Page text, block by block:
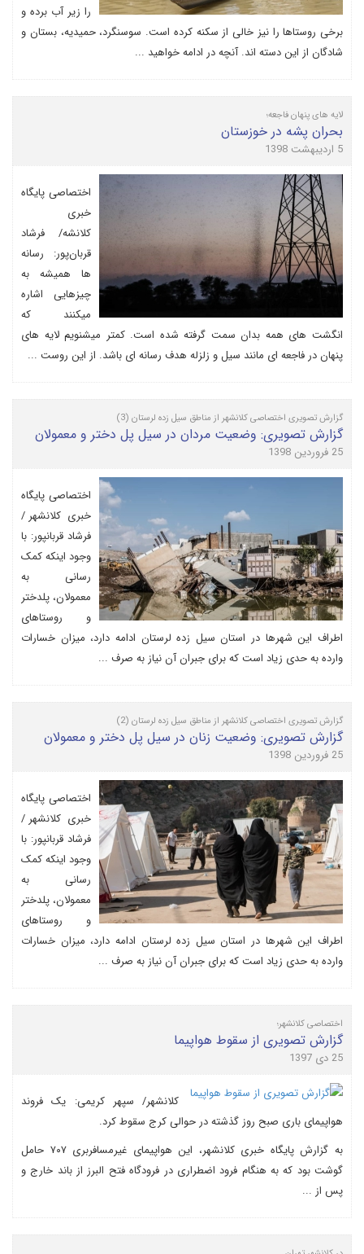
را زیر آب برده و
برخی روستاها را نیز خالی از سکنه کرده است. سوسنگرد، حمیدیه، بستان و
شادگان از این دسته اند. آنچه در ادامه خواهید ...
لایه های پنهان فاجعه؛
بحران پشه در خوزستان
5 اردیبهشت 1398
اختصاصی پایگاه
خبری
کلانشه/ فرشاد
قربان‌پور: رسانه
ها همیشه به
چیزهایی اشاره
میکنند که
انگشت های همه بدان سمت گرفته شده است. کمتر میشنویم لایه های
پنهان در فاجعه ای مانند سیل و زلزله هدف رسانه ای باشد. از این روست ...
گزارش تصویری اختصاصی کلانشهر از مناطق سیل زده لرستان (3)
گزارش تصویری: وضعیت مردان در سیل پل دختر و معمولان
25 فروردین 1398
اختصاصی پایگاه
خبری کلانشهر /
فرشاد قربانپور: با
وجود اینکه کمک
رسانی به
معمولان، پلدختر
و روستاهای
اطراف این شهرها در استان سیل زده لرستان ادامه دارد، میزان خسارات
وارده به حدی زیاد است که برای جبران آن نیاز به صرف ...
گزارش تصویری اختصاصی کلانشهر از مناطق سیل زده لرستان (2)
گزارش تصویری: وضعیت زنان در سیل پل دختر و معمولان
25 فروردین 1398
اختصاصی پایگاه
خبری کلانشهر /
فرشاد قربانپور: با
وجود اینکه کمک
رسانی به
معمولان، پلدختر
و روستاهای
اطراف این شهرها در استان سیل زده لرستان ادامه دارد، میزان خسارات
وارده به حدی زیاد است که برای جبران آن نیاز به صرف ...
اختصاصی کلانشهر؛
گزارش تصویری از سقوط هواپیما
25 دی 1397
کلانشهر/ سپهر کریمی: یک فروند
هواپیمای باری صبح روز گذشته در حوالی کرج سقوط کرد.
به گزارش پایگاه خبری کلانشهر، این هواپیمای غیرمسافربری ۷۰۷ حامل
گوشت بود که به هنگام فرود اضطراری در فرودگاه فتح البرز از باند خارج و
پس از ...